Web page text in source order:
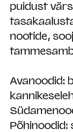
puidust
nootide,
Avanoodid:
Põhinoodid: